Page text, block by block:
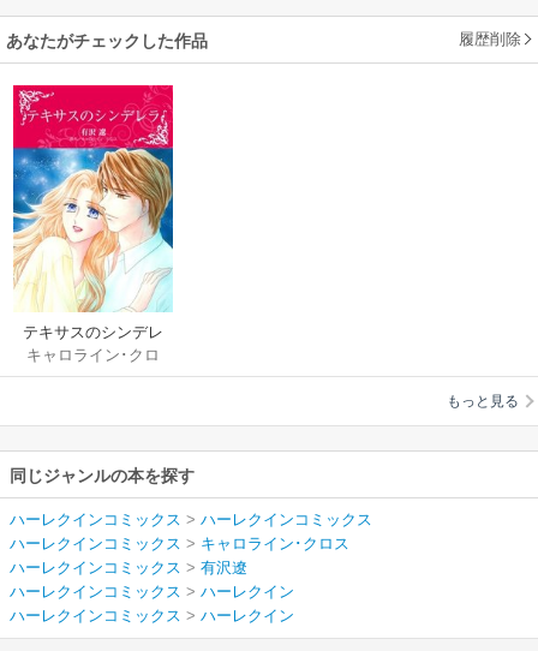
あなたがチェックした作品 履歴削除
テキサスのシンデレ
ラ
キャロライン･クロ
ス/有沢遼
もっと見る
同じジャンルの本を探す
ハーレクインコミックス > ハーレクインコミックス
ハーレクインコミックス > キャロライン･クロス
ハーレクインコミックス > 有沢遼
ハーレクインコミックス > ハーレクイン
ハーレクインコミックス > ハーレクイン